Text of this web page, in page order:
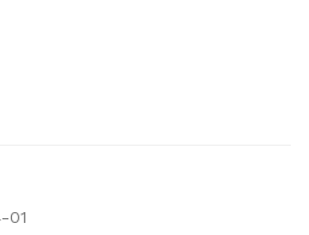
01